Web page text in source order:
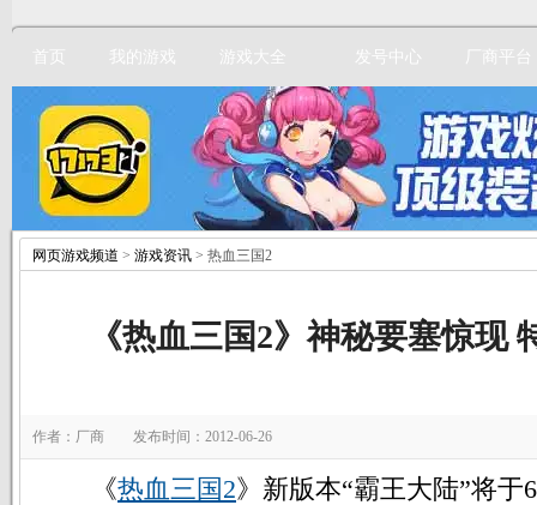
首页 我的游戏 游戏大全 发号中心 厂商平台
网页游戏频道 > 游戏资讯 > 热血三国2
《热血三国2》神秘要塞惊现
作者：厂商 发布时间：2012-06-26
《热血三国2》新版本“霸王大陆”将于
立即注册